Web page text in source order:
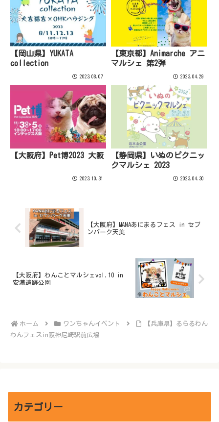
【岡山県】YUKATA
collection
2023.08.07
【東京都】Animarche アニ
マルシェ 第2弾
2023.04.29
【大阪府】Pet博2023 大阪
2023.10.31
【静岡県】いぬのピクニッ
クマルシェ 2023
2023.04.30
【大阪府】MANAあにまるフェス in セブ
ンパーク天美
【大阪府】わんことマルシェvol.10 in
安満遺跡公園
ホーム ワンちゃんイベント
【兵庫県】るらるわん
わんフェスin阪神尼崎駅前広場
カテゴリー